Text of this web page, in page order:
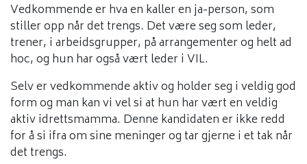
Vedkommende er hva en kaller en ja-person, som
stiller opp når det trengs. Det være seg som leder,
trener, i arbeidsgrupper, på arrangementer og helt ad
hoc, og hun har også vært leder i VIL.
Selv er vedkommende aktiv og holder seg i veldig god
form og man kan vi vel si at hun har vært en veldig
aktiv idrettsmamma. Denne kandidaten er ikke redd
for å si ifra om sine meninger og tar gjerne i et tak når
det trengs.